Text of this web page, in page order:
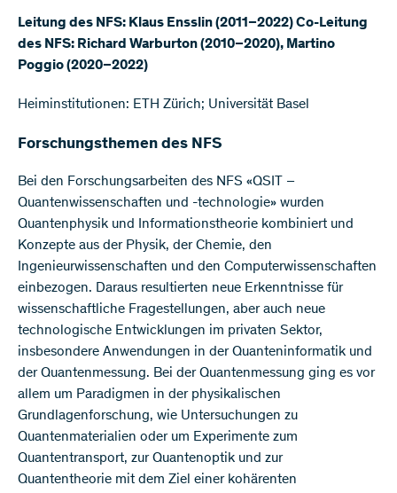
Leitung des NFS: Klaus Ensslin (2011–2022) Co-Leitung
des NFS: Richard Warburton (2010–2020), Martino
Poggio (2020–2022)
Heiminstitutionen: ETH Zürich; Universität Basel
Forschungsthemen des NFS
Bei den Forschungsarbeiten des NFS «QSIT –
Quantenwissenschaften und -technologie» wurden
Quantenphysik und Informationstheorie kombiniert und
Konzepte aus der Physik, der Chemie, den
Ingenieurwissenschaften und den Computerwissenschaften
einbezogen. Daraus resultierten neue Erkenntnisse für
wissenschaftliche Fragestellungen, aber auch neue
technologische Entwicklungen im privaten Sektor,
insbesondere Anwendungen in der Quanteninformatik und
der Quantenmessung. Bei der Quantenmessung ging es vor
allem um Paradigmen in der physikalischen
Grundlagenforschung, wie Untersuchungen zu
Quantenmaterialien oder um Experimente zum
Quantentransport, zur Quantenoptik und zur
Quantentheorie mit dem Ziel einer kohärenten